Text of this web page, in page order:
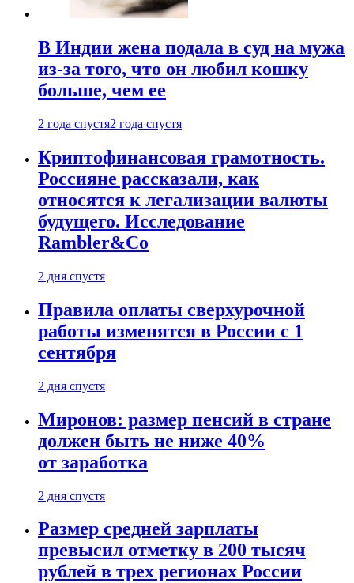
В Индии жена подала в суд на мужа
из-за того, что он любил кошку
больше, чем ее
2 года спустя2 года спустя
Криптофинансовая грамотность.
Россияне рассказали, как
относятся к легализации валюты
будущего. Исследование
Rambler&Co
2 дня спустя
Правила оплаты сверхурочной
работы изменятся в России с 1
сентября
2 дня спустя
Миронов: размер пенсий в стране
должен быть не ниже 40%
от заработка
2 дня спустя
Размер средней зарплаты
превысил отметку в 200 тысяч
рублей в трех регионах России